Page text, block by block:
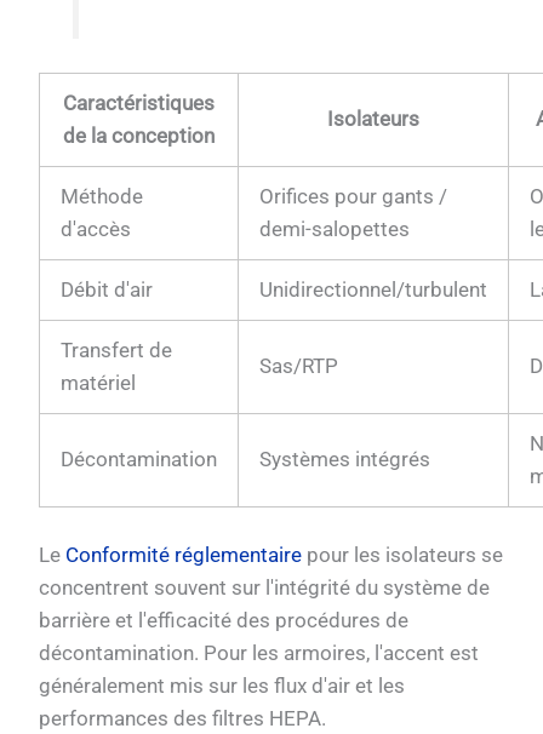
Caractéristiques
de la conception
Isolateurs
Méthode
d'accès
Orifices pour gants /
demi-salopettes
Débit d'air Unidirectionnel/turbulent
Transfert de
matériel
Sas/RTP
Décontamination Systèmes intégrés
Le Conformité réglementaire pour les isolateurs se
concentrent souvent sur l'intégrité du système de
barrière et l'efficacité des procédures de
décontamination. Pour les armoires, l'accent est
généralement mis sur les flux d'air et les
performances des filtres HEPA.